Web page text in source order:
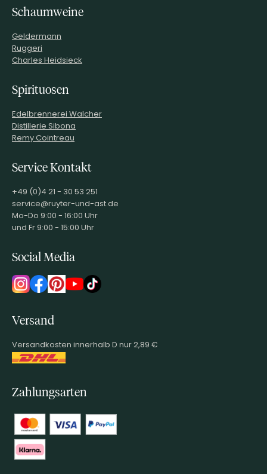
Schaumweine
Geldermann
Ruggeri
Charles Heidsieck
Spirituosen
Edelbrennerei Walcher
Distillerie Sibona
Remy Cointreau
Service Kontakt
+49 (0)4 21 - 30 53 251
service@ruyter-und-ast.de
Mo-Do 9:00 - 16:00 Uhr
und Fr 9:00 - 15:00 Uhr
Social Media
Versand
Versandkosten innerhalb D nur 2,89 €
Zahlungsarten